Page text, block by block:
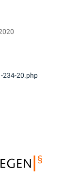
20.php